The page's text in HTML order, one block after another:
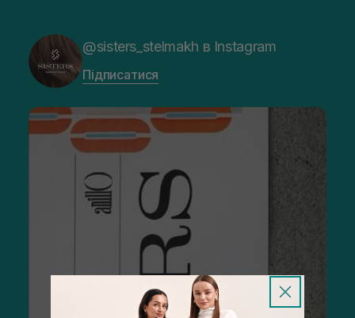
@sisters_stelmakh в Instagram
Підписатися